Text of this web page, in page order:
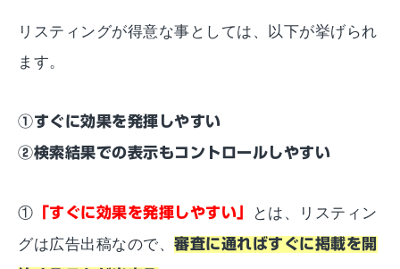
リスティングが得意な事としては、以下が挙げられ
ます。
①すぐに効果を発揮しやすい
②検索結果での表示もコントロールしやすい
① 「すぐに効果を発揮しやすい」
とは、リスティン
グは広告出稿なので、審査に通ればすぐに掲載を開